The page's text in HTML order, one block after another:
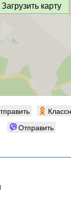
Загрузить карту
Отправить